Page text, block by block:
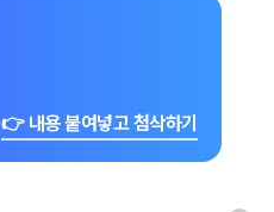
👉 내용 붙여넣고 첨삭하기